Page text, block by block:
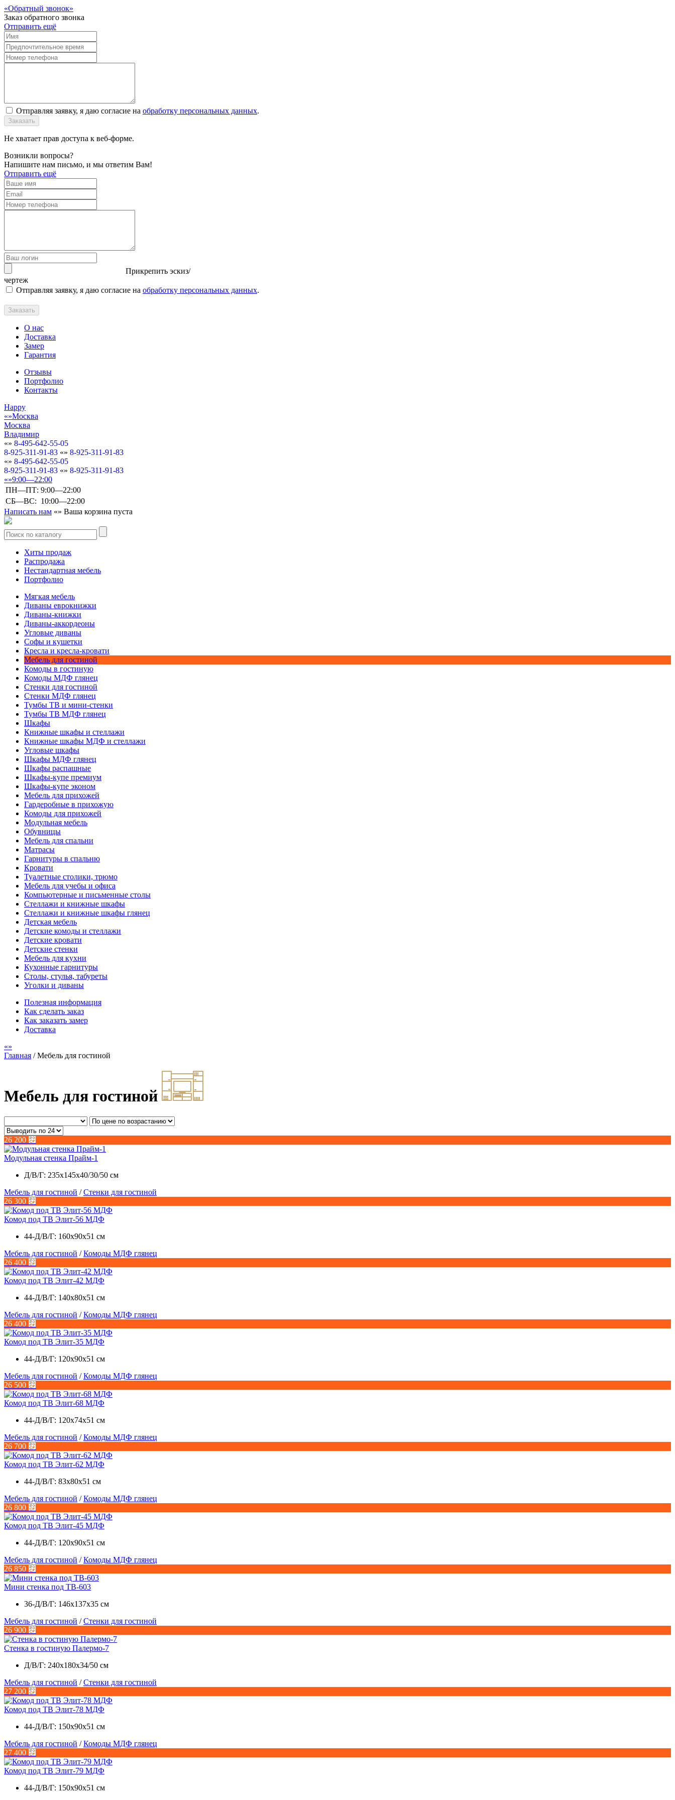
Обратный звонок
Заказ обратного звонка
Отправить ещё
Отправляя заявку, я даю согласие на обработку персональных данных.
Заказать
Не хватает прав доступа к веб-форме.
Возникли вопросы?
Напишите нам письмо, и мы ответим Вам!
Отправить ещё
Прикрепить эскиз/
чертеж
Отправляя заявку, я даю согласие на обработку персональных данных.
Заказать
О нас
Доставка
Замер
Гарантия
Отзывы
Портфолио
Контакты
Happy
Москва
Москва
Владимир
8-495-642-55-05
8-925-311-91-83
8-925-311-91-83
8-495-642-55-05
8-925-311-91-83
8-925-311-91-83
9:00—22:00
ПН—ПТ: 9:00—22:00
СБ—ВС: 10:00—22:00
Написать нам
Ваша корзина пуста
Хиты продаж
Распродажа
Нестандартная мебель
Портфолио
Мягкая мебель
Диваны еврокнижки
Диваны-книжки
Диваны-аккордеоны
Угловые диваны
Софы и кушетки
Кресла и кресла-кровати
Мебель для гостиной
Комоды в гостиную
Комоды МДФ глянец
Стенки для гостиной
Стенки МДФ глянец
Тумбы ТВ и мини-стенки
Тумбы ТВ МДФ глянец
Шкафы
Книжные шкафы и стеллажи
Книжные шкафы МДФ и стеллажи
Угловые шкафы
Шкафы МДФ глянец
Шкафы распашные
Шкафы-купе премиум
Шкафы-купе эконом
Мебель для прихожей
Гардеробные в прихожую
Комоды для прихожей
Модульная мебель
Обувницы
Мебель для спальни
Матрасы
Гарнитуры в спальню
Кровати
Туалетные столики, трюмо
Мебель для учебы и офиса
Компьютерные и письменные столы
Стеллажи и книжные шкафы
Стеллажи и книжные шкафы глянец
Детская мебель
Детские комоды и стеллажи
Детские кровати
Детские стенки
Мебель для кухни
Кухонные гарнитуры
Столы, стулья, табуреты
Уголки и диваны
Полезная информация
Как сделать заказ
Как заказать замер
Доставка
Главная /Мебель для гостиной
Мебель для гостиной
26 200 ⃏
Модульная стенка Прайм-1
Д/В/Г: 235х145х40/30/50 см
Мебель для гостиной /Стенки для гостиной
26 300 ⃏
Комод под ТВ Элит-56 МДФ
44-Д/В/Г: 160х90х51 см
Мебель для гостиной /Комоды МДФ глянец
26 400 ⃏
Комод под ТВ Элит-42 МДФ
44-Д/В/Г: 140х80х51 см
Мебель для гостиной /Комоды МДФ глянец
26 400 ⃏
Комод под ТВ Элит-35 МДФ
44-Д/В/Г: 120х90х51 см
Мебель для гостиной /Комоды МДФ глянец
26 500 ⃏
Комод под ТВ Элит-68 МДФ
44-Д/В/Г: 120х74х51 см
Мебель для гостиной /Комоды МДФ глянец
26 700 ⃏
Комод под ТВ Элит-62 МДФ
44-Д/В/Г: 83х80х51 см
Мебель для гостиной /Комоды МДФ глянец
26 800 ⃏
Комод под ТВ Элит-45 МДФ
44-Д/В/Г: 120х90х51 см
Мебель для гостиной /Комоды МДФ глянец
26 850 ⃏
Мини стенка под ТВ-603
36-Д/В/Г: 146х137х35 см
Мебель для гостиной /Стенки для гостиной
26 900 ⃏
Стенка в гостиную Палермо-7
Д/В/Г: 240х180х34/50 см
Мебель для гостиной /Стенки для гостиной
27 200 ⃏
Комод под ТВ Элит-78 МДФ
44-Д/В/Г: 150х90х51 см
Мебель для гостиной /Комоды МДФ глянец
27 400 ⃏
Комод под ТВ Элит-79 МДФ
44-Д/В/Г: 150х90х51 см